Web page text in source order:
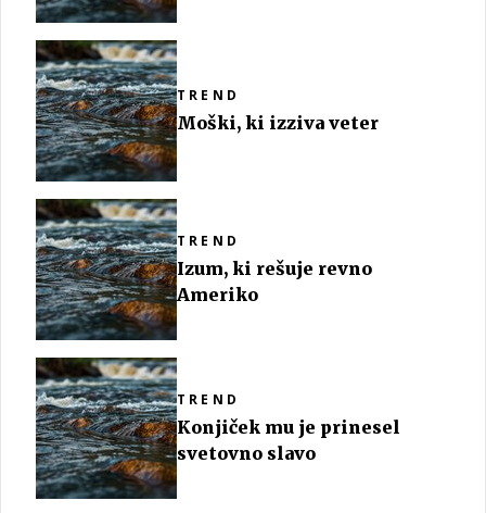
TREND
Moški, ki izziva veter
TREND
Izum, ki rešuje revno
Ameriko
TREND
Konjiček mu je prinesel
svetovno slavo